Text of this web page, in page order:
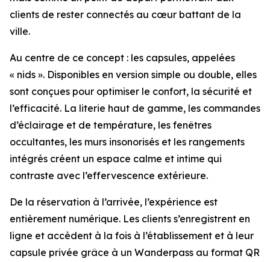
clients de rester connectés au cœur battant de la
ville.
Au centre de ce concept : les capsules, appelées
« nids ». Disponibles en version simple ou double, elles
sont conçues pour optimiser le confort, la sécurité et
l’efficacité. La literie haut de gamme, les commandes
d’éclairage et de température, les fenêtres
occultantes, les murs insonorisés et les rangements
intégrés créent un espace calme et intime qui
contraste avec l’effervescence extérieure.
De la réservation à l’arrivée, l’expérience est
entièrement numérique. Les clients s’enregistrent en
ligne et accèdent à la fois à l’établissement et à leur
capsule privée grâce à un Wanderpass au format QR